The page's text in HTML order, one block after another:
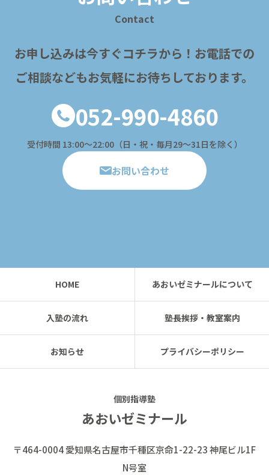
Contact
お申し込みは今すぐコチラから！ お電話での
ご相談などもお気軽にお待ちしております。
052-990-4860
受付時間 13:00〜22:00（日・祝・毎月29～31日を除く）
お問い合わせ
HOME あおいゼミナールについて
入塾の流れ 塾長挨拶・教室案内
お知らせ プライバシーポリシー
個別指導塾
あおいゼミナール
〒464-0004 愛知県名古屋市千種区京命1-22-23 神尾ビル1F
N号室